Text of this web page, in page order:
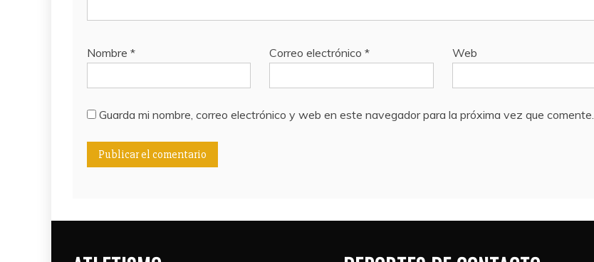
Nombre * Correo electrónico* Web
Guarda mi nombre, correo electrónico y web en este navegador para la próxima vez que comente.